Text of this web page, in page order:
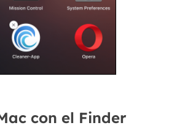
con el Finder